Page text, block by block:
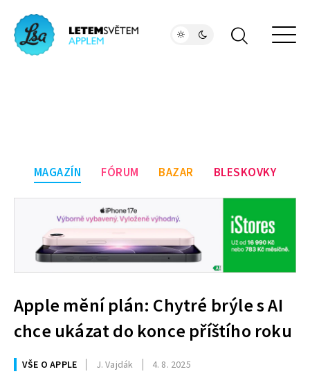
MAGAZÍN FÓRUM BAZAR BLESKOVKY
Apple mění plán: Chytré brýle s AI
chce ukázat do konce příštího roku
VŠE O APPLE J. Vajdák 4. 8. 2025